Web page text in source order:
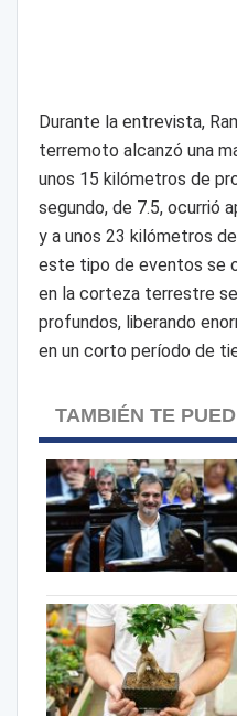
Durante la entrevista,
terremoto alcanzó una
unos 15 kilómetros de
segundo, de 7.5, ocurrió
y a unos 23 kilómetros
este tipo de eventos se
en la corteza terrestre
profundos, liberando
en un corto período de
TAMBIÉN TE